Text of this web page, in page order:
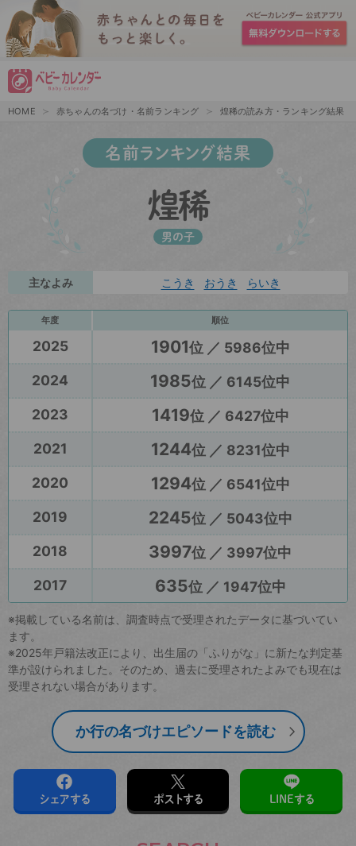
HOME 赤ちゃんの名づけ・名前ランキング 煌稀の読み方・ランキング結果
名前ランキング結果
煌稀
男の子
主なよみ こうき おうき らいき
年度 順位
2025 1901位 ／ 5986位中
2024
1985位 ／ 6145位中
2023
1419位 ／ 6427位中
2021
1244位 ／ 8231位中
2020
1294位 ／ 6541位中
2019
2245位 ／ 5043位中
2018
3997位 ／ 3997位中
2017
635位 ／ 1947位中
※掲載している名前は、調査時点で受理されたデータに基づいてい
ます。
※2025年戸籍法改正により、出生届の「ふりがな」に新たな判定基
準が設けられました。そのため、過去に受理されたよみでも現在は
受理されない場合があります。
か行の名づけエピソードを読む
シェアする ポストする LINEする